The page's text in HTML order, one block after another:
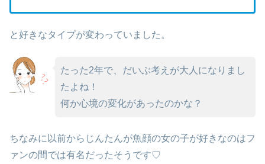
と好きなタイプが変わっていました。
たった2年で、だいぶ考えが大人になりまし
たよね！
何か心境の変化があったのかな？
ちなみに以前からじんたんが魚顔の女の子が好きなのはフ
ァンの間では有名だったそうです♡